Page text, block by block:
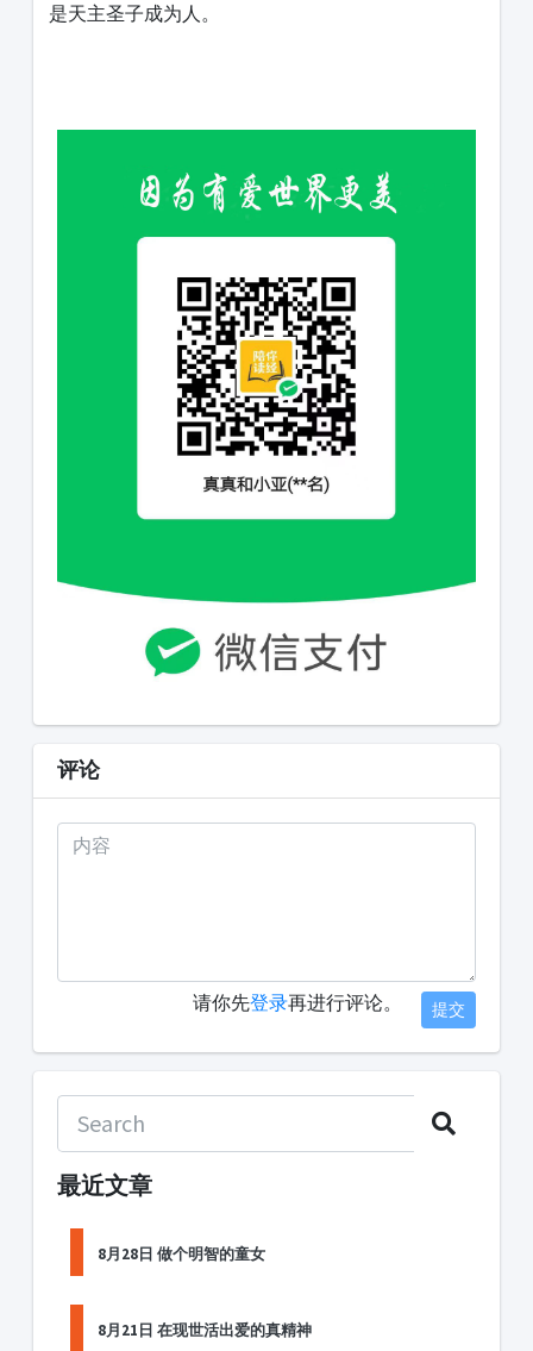
是天主圣子成为人。
评论
请你先登录再进行评论。 提交
最近文章
8月28日 做个明智的童女
8月21日 在现世活出爱的真精神